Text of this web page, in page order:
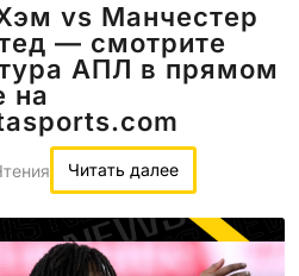
vs Манчестер
— смотрите
АПЛ в прямом
на
Читать далее